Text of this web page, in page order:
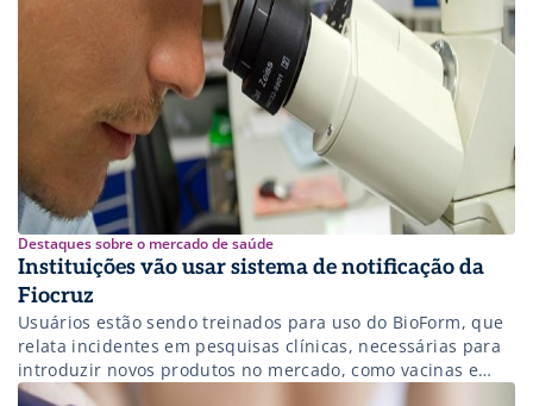
Destaques sobre o mercado de saúde
Instituições vão usar sistema de notificação da
Fiocruz
Usuários estão sendo treinados para uso do BioForm, que
relata incidentes em pesquisas clínicas, necessárias para
introduzir novos produtos no mercado, como vacinas e
remédios